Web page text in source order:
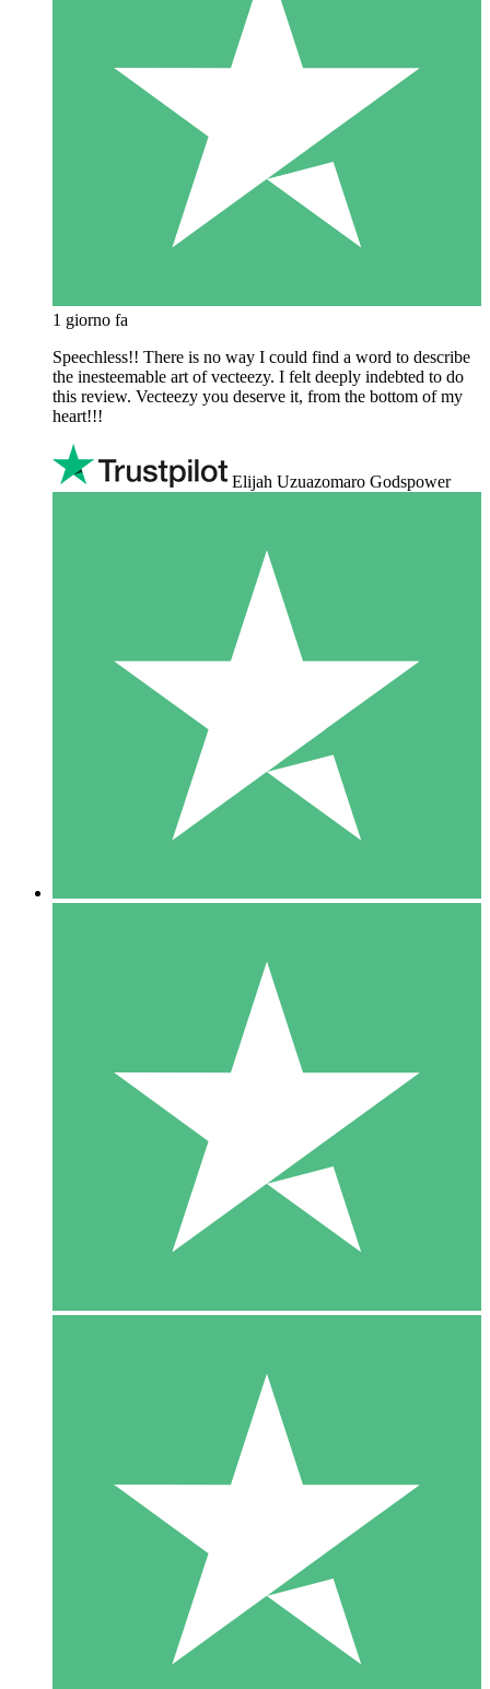
1 giorno fa
Speechless!! There is no way I could find a word to describe
the inesteemable art of vecteezy. I felt deeply indebted to do
this review. Vecteezy you deserve it, from the bottom of my
heart!!!
Elijah Uzuazomaro Godspower